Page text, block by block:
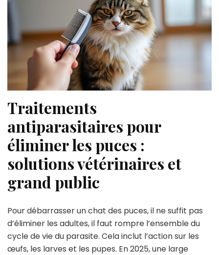
Traitements
antiparasitaires pour
éliminer les puces :
solutions vétérinaires et
grand public
Pour débarrasser un chat des puces, il ne suffit pas
d’éliminer les adultes, il faut rompre l’ensemble du
cycle de vie du parasite. Cela inclut l’action sur les
œufs, les larves et les pupes. En 2025, une large